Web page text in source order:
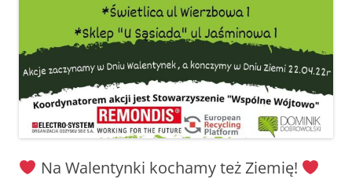
Na Walentynki kochamy też Ziemię!